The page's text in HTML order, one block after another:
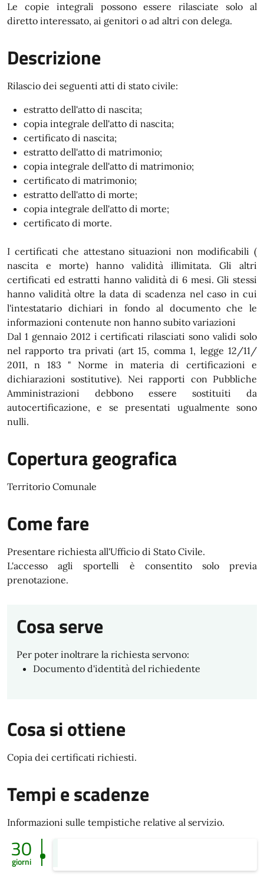
Le copie integrali possono essere rilasciate solo al
diretto interessato, ai genitori o ad altri con delega.
Descrizione
Rilascio dei seguenti atti di stato civile:
estratto dell'atto di nascita;
copia integrale dell'atto di nascita;
certificato di nascita;
estratto dell'atto di matrimonio;
copia integrale dell'atto di matrimonio;
certificato di matrimonio;
estratto dell'atto di morte;
copia integrale dell'atto di morte;
certificato di morte.
I certificati che attestano situazioni non modificabili (
nascita e morte) hanno validità illimitata. Gli altri
certificati ed estratti hanno validità di 6 mesi. Gli stessi
hanno validità oltre la data di scadenza nel caso in cui
l'intestatario dichiari in fondo al documento che le
informazioni contenute non hanno subito variazioni
Dal 1 gennaio 2012 i certificati rilasciati sono validi solo
nel rapporto tra privati (art 15, comma 1, legge 12/11/
2011, n 183 " Norme in materia di certificazioni e
dichiarazioni sostitutive). Nei rapporti con Pubbliche
Amministrazioni debbono essere sostituiti da
autocertificazione, e se presentati ugualmente sono
nulli.
Copertura geografica
Territorio Comunale
Come fare
Presentare richiesta all'Ufficio di Stato Civile.
L'accesso agli sportelli è consentito solo previa
prenotazione.
Cosa serve
Per poter inoltrare la richiesta servono:
Documento d'identità del richiedente
Cosa si ottiene
Copia dei certificati richiesti.
Tempi e scadenze
Informazioni sulle tempistiche relative al servizio.
30
giorni